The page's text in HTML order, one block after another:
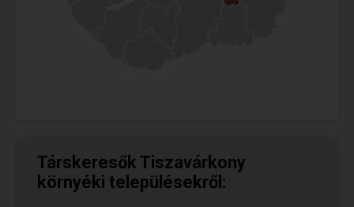
Társkeresők Tiszavárkony
környéki településekről: